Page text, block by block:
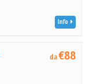
Info
da€88